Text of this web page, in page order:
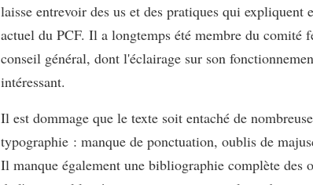
laisse entrevoir des us et des pratiques qui expliquent
actuel du PCF. Il a longtemps été membre du comité
conseil général, dont l'éclairage sur son
intéressant.
Il est dommage que le texte soit entaché de
typographie : manque de ponctuation, oublis de
Il manque également une bibliographie complète des